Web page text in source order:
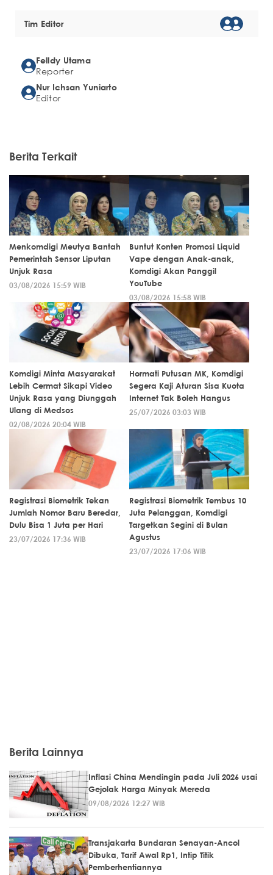
Tim Editor
Felldy Utama
Reporter
Nur Ichsan Yuniarto
Editor
Berita Terkait
Menkomdigi Meutya Bantah
Pemerintah Sensor Liputan
Unjuk Rasa
03/08/2026 15:59 WIB
Buntut Konten Promosi Liquid
Vape dengan Anak-anak,
Komdigi Akan Panggil
YouTube
03/08/2026 15:58 WIB
Komdigi Minta Masyarakat
Lebih Cermat Sikapi Video
Unjuk Rasa yang Diunggah
Ulang di Medsos
02/08/2026 20:04 WIB
Hormati Putusan MK, Komdigi
Segera Kaji Aturan Sisa Kuota
Internet Tak Boleh Hangus
25/07/2026 03:03 WIB
Registrasi Biometrik Tekan
Jumlah Nomor Baru Beredar,
Dulu Bisa 1 Juta per Hari
23/07/2026 17:36 WIB
Registrasi Biometrik Tembus 10
Juta Pelanggan, Komdigi
Targetkan Segini di Bulan
Agustus
23/07/2026 17:06 WIB
Berita Lainnya
Inflasi China Mendingin pada Juli 2026 usai
Gejolak Harga Minyak Mereda
09/08/2026 12:27 WIB
Transjakarta Bundaran Senayan-Ancol
Dibuka, Tarif Awal Rp1, Intip Titik
Pemberhentiannya